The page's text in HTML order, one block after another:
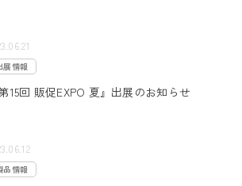
展情報
第15回 販促EXPO 夏』出展のお知らせ
品情報